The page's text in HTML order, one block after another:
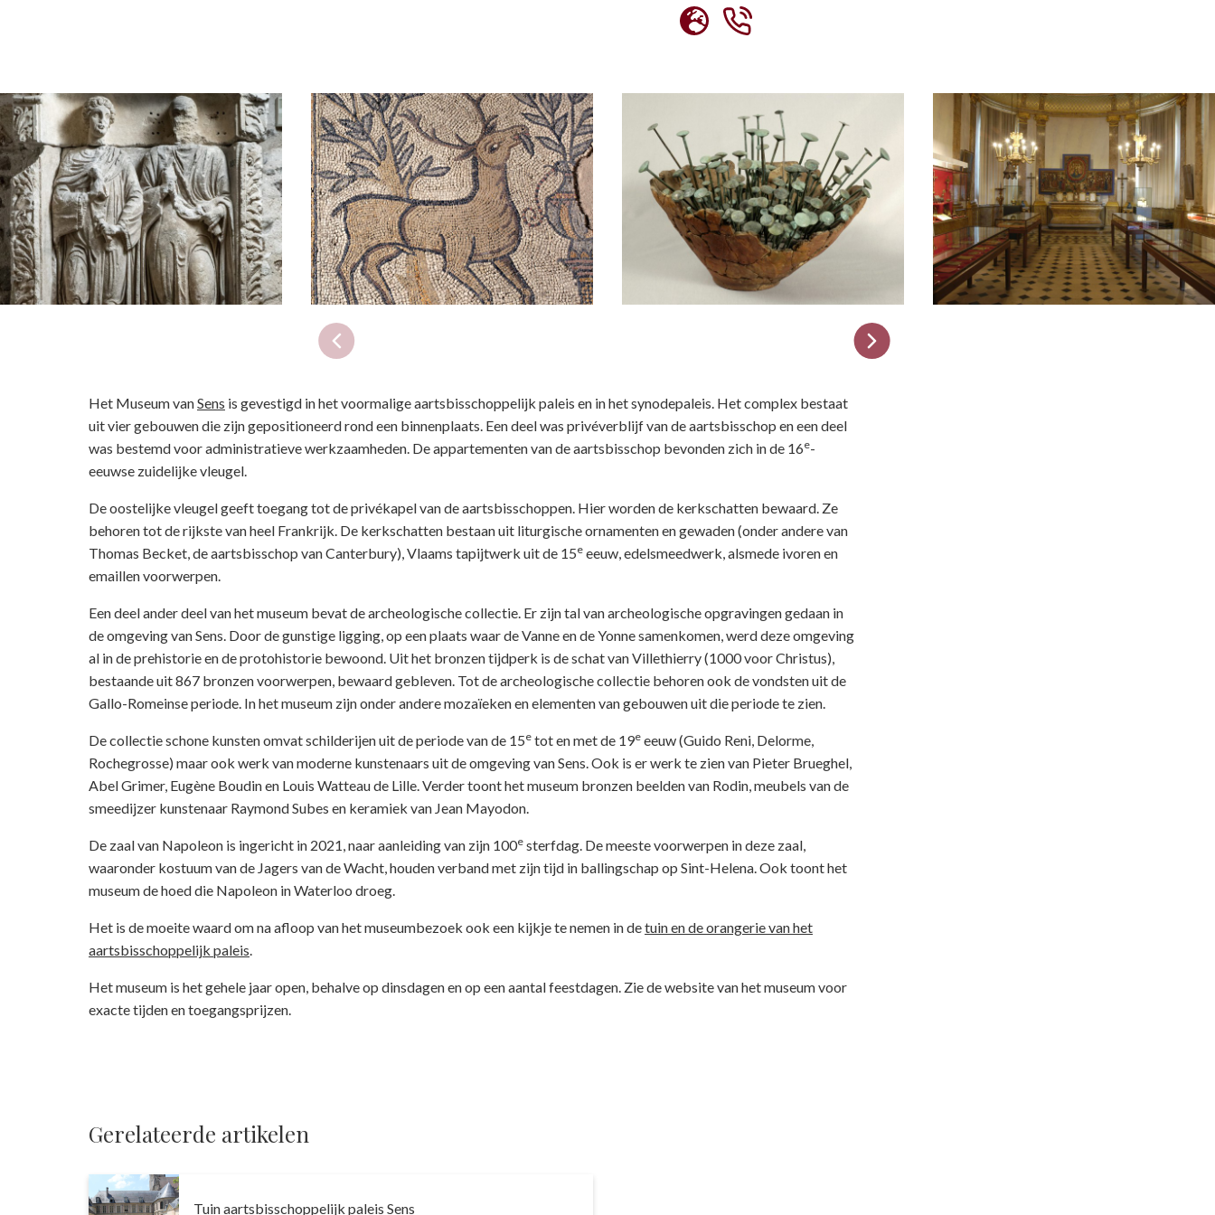
Het Museum vanSens is gevestigd in het voormalige aartsbisschoppelijk paleis en in het synodepaleis. Het complex bestaat
uit vier gebouwen die zijn gepositioneerd rond een binnenplaats. Een deel was privéverblijf van de aartsbisschop en een deel
was bestemd voor administratieve werkzaamheden. De appartementen van de aartsbisschop bevonden zich in de 16e-
eeuwse zuidelijke vleugel.
De oostelijke vleugel geeft toegang tot de privékapel van de aartsbisschoppen. Hier worden de kerkschatten bewaard. Ze
behoren tot de rijkste van heel Frankrijk. De kerkschatten bestaan uit liturgische ornamenten en gewaden (onder andere van
Thomas Becket, de aartsbisschop van Canterbury), Vlaams tapijtwerk uit de 15e eeuw, edelsmeedwerk, alsmede ivoren en
emaillen voorwerpen.
Een deel ander deel van het museum bevat de archeologische collectie. Er zijn tal van archeologische opgravingen gedaan in
de omgeving van Sens. Door de gunstige ligging, op een plaats waar de Vanne en de Yonne samenkomen, werd deze omgeving
al in de prehistorie en de protohistorie bewoond. Uit het bronzen tijdperk is de schat van Villethierry (1000 voor Christus),
bestaande uit 867 bronzen voorwerpen, bewaard gebleven. Tot de archeologische collectie behoren ook de vondsten uit de
Gallo-Romeinse periode. In het museum zijn onder andere mozaïeken en elementen van gebouwen uit die periode te zien.
De collectie schone kunsten omvat schilderijen uit de periode van de 15e tot en met de 19e eeuw (Guido Reni, Delorme,
Rochegrosse) maar ook werk van moderne kunstenaars uit de omgeving van Sens. Ook is er werk te zien van Pieter Brueghel,
Abel Grimer, Eugène Boudin en Louis Watteau de Lille. Verder toont het museum bronzen beelden van Rodin, meubels van de
smeedijzer kunstenaar Raymond Subes en keramiek van Jean Mayodon.
De zaal van Napoleon is ingericht in 2021, naar aanleiding van zijn 100e sterfdag. De meeste voorwerpen in deze zaal,
waaronder kostuum van de Jagers van de Wacht, houden verband met zijn tijd in ballingschap op Sint-Helena. Ook toont het
museum de hoed die Napoleon in Waterloo droeg.
Het is de moeite waard om na afloop van het museumbezoek ook een kijkje te nemen in detuin en de orangerie van het
aartsbisschoppelijk paleis
Het museum is het gehele jaar open, behalve op dinsdagen en op een aantal feestdagen. Zie de website van het museum voor
exacte tijden en toegangsprijzen.
Gerelateerde artikelen
Tuin aartsbisschoppelijk paleis Sens